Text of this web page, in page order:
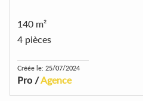
140 m²
4 pièces
Créée le: 25/07/2024
Pro /Agence